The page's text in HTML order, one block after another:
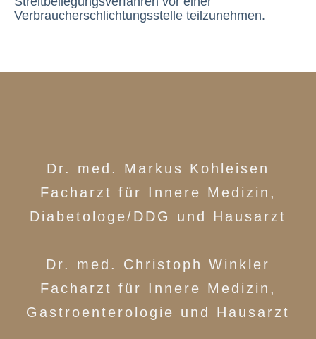
Verbraucherschlichtungsstelle teilzunehmen.
Dr. med. Markus Kohleisen
Facharzt für Innere Medizin,
Diabetologe/DDG und Hausarzt
Dr. med. Christoph Winkler
Facharzt für Innere Medizin,
Gastroenterologie und Hausarzt